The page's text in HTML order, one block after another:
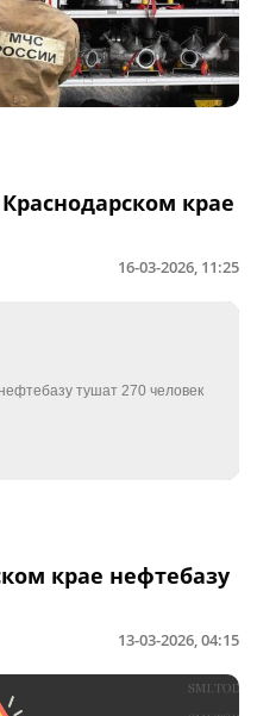
крае
16-03-2026, 11:25
крае нефтебазу
13-03-2026, 04:15